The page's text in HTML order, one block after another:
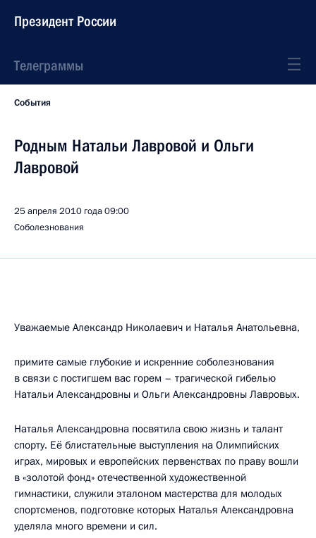
Президент России
Телеграммы
События
Родным Натальи Лавровой и Ольги
Лавровой
25 апреля 2010 года09:00
Соболезнования
Уважаемые Александр Николаевич и Наталья Анатольевна,
примите самые глубокие и искренние соболезнования
в связи с постигшем вас горем – трагической гибелью
Натальи Александровны и Ольги Александровны Лавровых.
Наталья Александровна посвятила свою жизнь и талант
спорту. Её блистательные выступления на Олимпийских
играх, мировых и европейских первенствах по праву вошли
в «золотой фонд» отечественной художественной
гимнастики, служили эталоном мастерства для молодых
спортсменов, подготовке которых Наталья Александровна
уделяла много времени и сил.